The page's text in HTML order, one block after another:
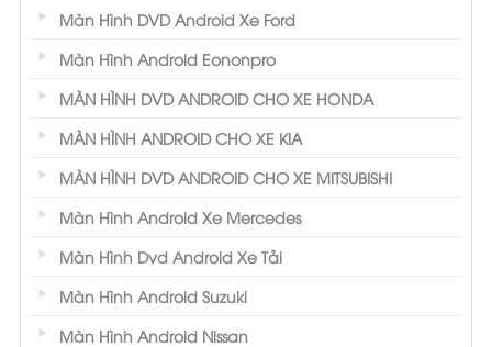
Màn Hình DVD Android Xe Ford
Màn Hình Android Eononpro
MÀN HÌNH DVD ANDROID CHO XE HONDA
MÀN HÌNH ANDROID CHO XE KIA
MÀN HÌNH DVD ANDROID CHO XE MITSUBISHI
Màn Hình Android Xe Mercedes
Màn Hình Dvd Android Xe Tải
Màn Hình Android Suzuki
Màn Hình Android Nissan